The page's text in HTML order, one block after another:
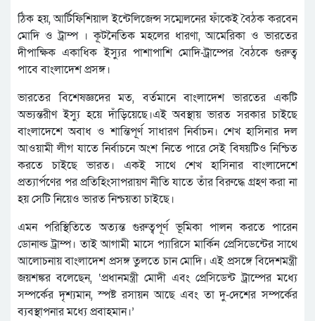
ঠিক হয়, আর্টিফিশিয়াল ইন্টেলিজেন্স সম্মেলনের ফাঁকেই বৈঠক করবেন
মোদি ও ট্রাম্প । কূটনৈতিক মহলের ধারণা, আমেরিকা ও ভারতের
দীপাক্ষিক একাধিক ইস্যুর পাশাপাশি মোদি-ট্রাম্পের বৈঠকে গুরুত্ব
পাবে বাংলাদেশ প্রসঙ্গ।
ভারতের বিশেষজ্ঞদের মত, বর্তমানে বাংলাদেশ ভারতের একটি
অভ্যন্তরীণ ইস্যু হয়ে দাঁড়িয়েছে।এই অবস্থায় ভারত সরকার চাইছে
বাংলাদেশে অবাধ ও শান্তিপূর্ণ সাধারণ নির্বাচন। শেখ হাসিনার দল
আওয়ামী লীগ যাতে নির্বাচনে অংশ নিতে পারে সেই বিষয়টিও নিশ্চিত
করতে চাইছে ভারত। একই সাথে শেখ হাসিনার বাংলাদেশে
প্রত্যার্পণের পর প্রতিহিংসাপরায়ণ নীতি যাতে তাঁর বিরুদ্ধে গ্রহণ করা না
হয় সেটি নিয়েও ভারত নিশ্চয়তা চাইছে।
এমন পরিস্থিতিতে অত্যন্ত গুরুত্বপূর্ণ ভূমিকা পালন করতে পারেন
ডোনাল্ড ট্রাম্প। তাই আগামী মাসে প্যারিসে মার্কিন প্রেসিডেন্টের সাথে
আলোচনায় বাংলাদেশ প্রসঙ্গ তুলতে চান মোদি। এই প্রসঙ্গে বিদেশমন্ত্রী
জয়শঙ্কর বলেছেন, ‘প্রধানমন্ত্রী মোদী এবং প্রেসিডেন্ট ট্রাম্পের মধ্যে
সম্পর্কের দৃশ্যমান, স্পষ্ট রসায়ন আছে এবং তা দু-দেশের সম্পর্কের
ব্যবস্থাপনার মধ্যে প্রবাহমান।’